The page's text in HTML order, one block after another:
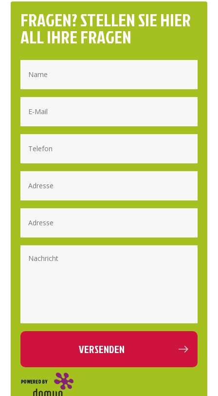
FRAGEN? STELLEN SIE HIER
ALL IHRE FRAGEN